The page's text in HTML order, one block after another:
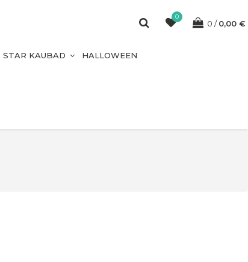
0
0 0,00 €
STAR KAUBAD HALLOWEEN